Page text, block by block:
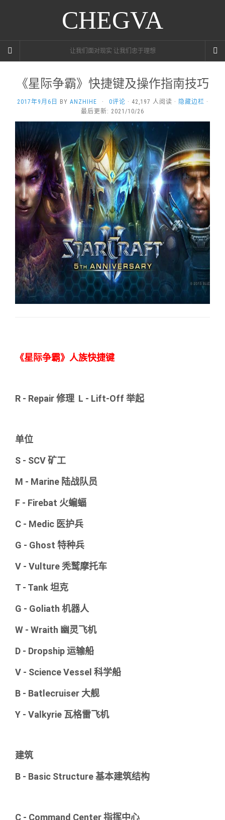
CHEGVA
让我们面对现实 让我们忠于理想
《星际争霸》快捷键及操作指南技巧
2017年9月6日 BY ANZHIHE · 0评论 · 42,197 人阅读 · 隐藏边栏 ·
最后更新: 2021/10/26
《星际争霸》人族快捷键
R - Repair 修理 L - Lift-Off 举起
单位
S - SCV 矿工
M - Marine 陆战队员
F - Firebat 火蝙蝠
C - Medic 医护兵
G - Ghost 特种兵
V - Vulture 秃鹫摩托车
T - Tank 坦克
G - Goliath 机器人
W - Wraith 幽灵飞机
D - Dropship 运输船
V - Science Vessel 科学船
B - Batlecruiser 大舰
Y - Valkyrie 瓦格雷飞机
建筑
B - Basic Structure 基本建筑结构
C - Command Center 指挥中心